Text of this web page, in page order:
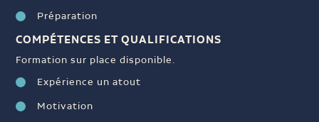
Préparation
COMPÉTENCES ET QUALIFICATIONS
Formation sur place disponible.
Expérience un atout
Motivation